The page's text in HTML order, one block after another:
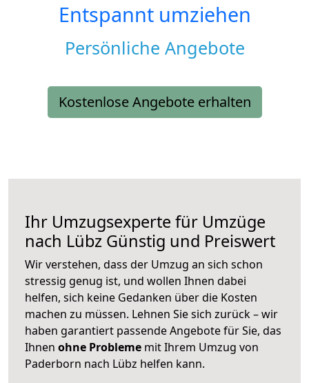
Entspannt umziehen
Persönliche Angebote
Kostenlose Angebote erhalten
Ihr Umzugsexperte für Umzüge
nach Lübz Günstig und Preiswert
Wir verstehen, dass der Umzug an sich schon
stressig genug ist, und wollen Ihnen dabei
helfen, sich keine Gedanken über die Kosten
machen zu müssen. Lehnen Sie sich zurück – wir
haben garantiert passende Angebote für Sie, das
Ihnen ohne Probleme mit Ihrem Umzug von
Paderborn nach Lübz helfen kann.